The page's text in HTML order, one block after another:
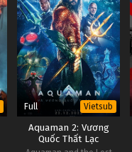
Full Vietsub
Aquaman 2: Vương
Quốc Thất Lạc